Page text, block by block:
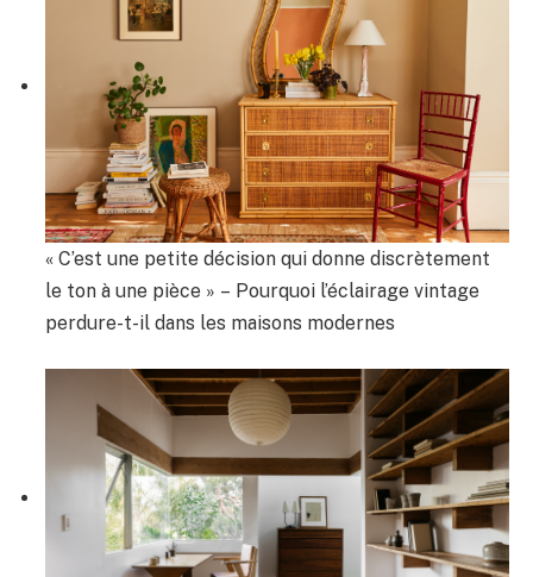
« C’est une petite décision qui donne discrètement
le ton à une pièce » – Pourquoi l’éclairage vintage
perdure-t-il dans les maisons modernes